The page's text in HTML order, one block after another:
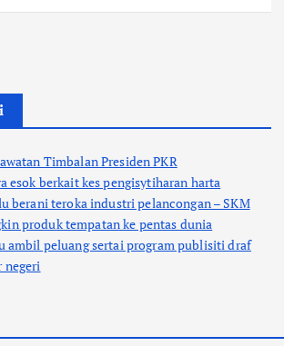
Timbalan Presiden PKR
esok berkait kes pengisytiharan harta
berani teroka industri pelancongan – SKM
produk tempatan ke pentas dunia
ambil peluang sertai program publisiti draf
negeri